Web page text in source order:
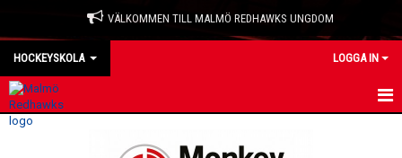
VÄLKOMMEN TILL MALMÖ REDHAWKS UNGDOM
HOCKEYSKOLA LOGGA IN
HEM